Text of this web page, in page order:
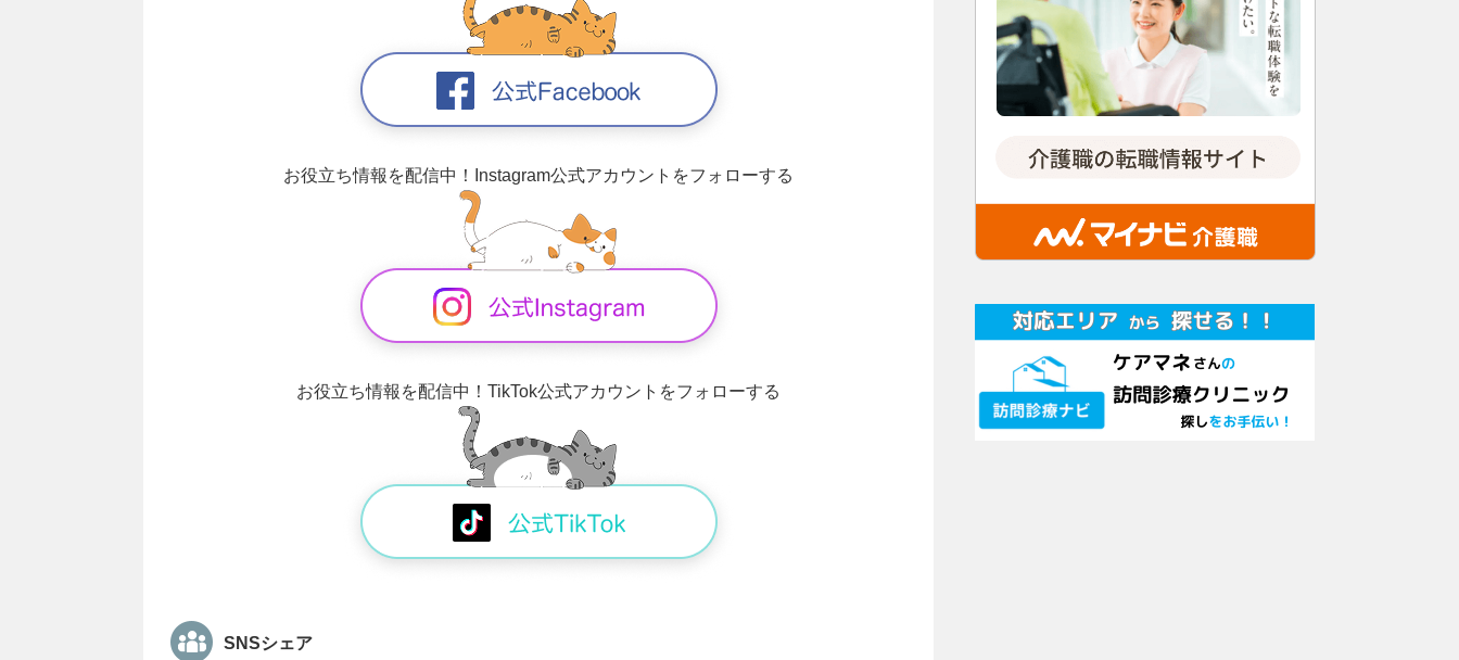
お役立ち情報を配信中！ Instagram公式アカウントをフォローする
お役立ち情報を配信中！ TikTok公式アカウントをフォローする
SNSシェア